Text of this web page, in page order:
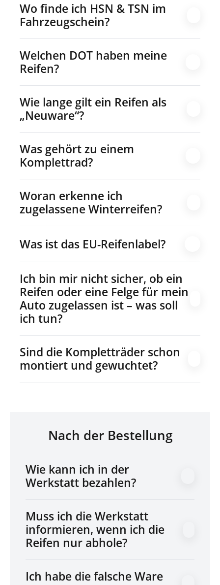
Wo finde ich HSN & TSN im
Fahrzeugschein?
Welchen DOT haben meine
Reifen?
Wie lange gilt ein Reifen als
„Neuware“?
Was gehört zu einem
Komplettrad?
Woran erkenne ich
zugelassene Winterreifen?
Was ist das EU-Reifenlabel?
Ich bin mir nicht sicher, ob ein
Reifen oder eine Felge für mein
Auto zugelassen ist – was soll
ich tun?
Sind die Kompletträder schon
montiert und gewuchtet?
Nach der Bestellung
Wie kann ich in der
Werkstatt bezahlen?
Muss ich die Werkstatt
informieren, wenn ich die
Reifen nur abhole?
Ich habe die falsche Ware